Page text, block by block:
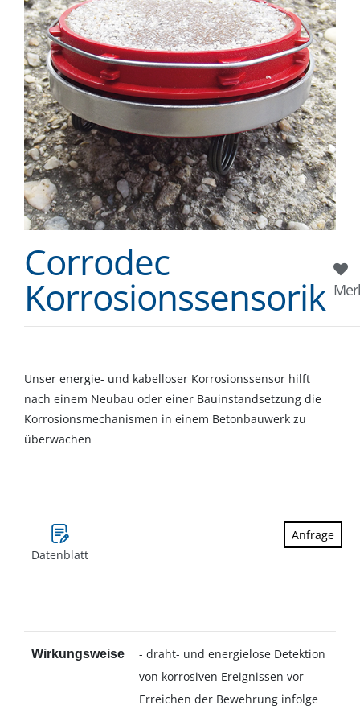
Corrodec
Korrosionssensorik
Unser energie- und kabelloser Korrosionssensor hilft
nach einem Neubau oder einer Bauinstandsetzung die
Korrosionsmechanismen in einem Betonbauwerk zu
überwachen
Datenblatt
Anfrage
Wirkungsweise
- draht- und energielose Detektion
von korrosiven Ereignissen vor
Erreichen der Bewehrung infolge